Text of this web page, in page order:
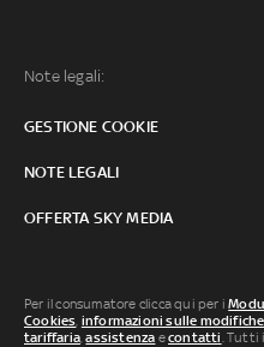
Note legali:
GESTIONE COOKIE
NOTE LEGALI
OFFERTA SKY MEDIA
Per il consumatore clicca qui per i
Cookies, informazioni sulle
tariffaria,assistenza econtatti. Tutti